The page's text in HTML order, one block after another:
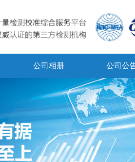
公司相册 公司公